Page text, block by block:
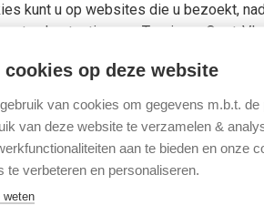
kunt u op websites die u bezoekt,
advertenties van Toerisme Oost-
kunt u op websites die u bezoekt,
van Toerisme Oost-Vlaanderen
cookies op deze website
van cookies om gegevens m.b.t. de
van deze website te verzamelen &
aan te bieden en onze
te verbeteren en personaliseren.
weten